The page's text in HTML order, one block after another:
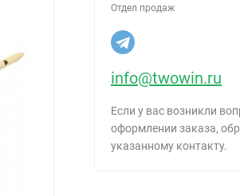
Отдел продаж
info@twowin.ru
Если у вас возникли
оформлении заказа,
указанному контакту.